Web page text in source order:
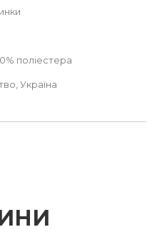
поліестера
Україна